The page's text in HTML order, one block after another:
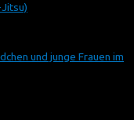
und junge Frauen im